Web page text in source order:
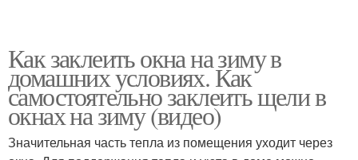
Как заклеить окна на зиму в
домашних условиях. Как
самостоятельно заклеить щели в
окнах на зиму (видео)
Значительная часть тепла из помещения уходит через